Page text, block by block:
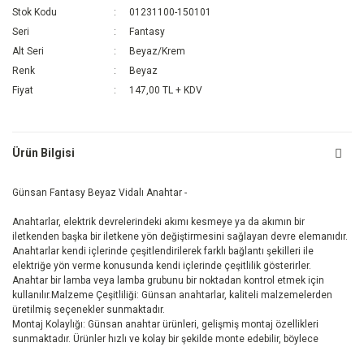
Stok Kodu
01231100-150101
Seri
Fantasy
Alt Seri
Beyaz/Krem
Renk
Beyaz
Fiyat
147,00 TL + KDV
Ürün Bilgisi
Günsan Fantasy Beyaz Vidalı Anahtar -
Anahtarlar, elektrik devrelerindeki akımı kesmeye ya da akımın bir
iletkenden başka bir iletkene yön değiştirmesini sağlayan devre elemanıdır.
Anahtarlar kendi içlerinde çeşitlendirilerek farklı bağlantı şekilleri ile
elektriğe yön verme konusunda kendi içlerinde çeşitlilik gösterirler.
Anahtar bir lamba veya lamba grubunu bir noktadan kontrol etmek için
kullanılır.Malzeme Çeşitliliği: Günsan anahtarlar, kaliteli malzemelerden
üretilmiş seçenekler sunmaktadır.
Montaj Kolaylığı: Günsan anahtar ürünleri, gelişmiş montaj özellikleri
sunmaktadır. Ürünler hızlı ve kolay bir şekilde monte edebilir, böylece